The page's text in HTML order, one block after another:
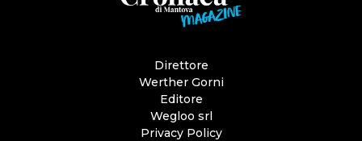
Direttore
Werther Gorni
Editore
Wegloo srl
Privacy Policy